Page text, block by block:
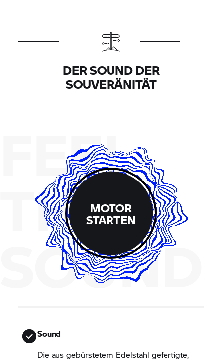
DER SOUND DER
SOUVERÄNITÄT
FEEL
THE
SOUND
MOTOR
STARTEN
Sound
Die aus gebürstetem Edelstahl gefertigte,